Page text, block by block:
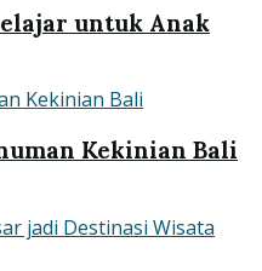
untuk Anak
Kekinian Bali